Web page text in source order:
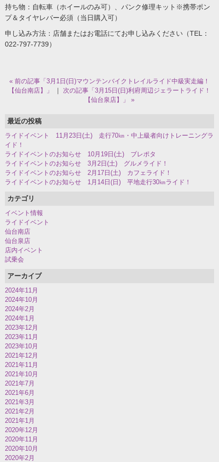
持ち物：自転車（ホイールのみ可）、パンク修理キット※携帯ポン
プ＆タイヤレバー必須（当日購入可）
申し込み方法：店舗またはお電話にてお申し込みください（TEL：
022-797-7739）
« 前の記事「3月1日(日)マウンテンバイクトレイルライド中級実走編！
【仙台南店】」
｜ 次の記事「3月15日(日)利府周辺ジェラートライド！
【仙台泉店】」 »
最近の投稿
ライドイベント 11月23日(土) 走行70㎞・中上級者向けトレーニングラ
イド！
ライドイベントのお知らせ 10月19日(土) ブレポタ
ライドイベントのお知らせ 3月2日(土) グルメライド！
ライドイベントのお知らせ 2月17日(土) カフェライド！
ライドイベントのお知らせ 1月14日(日) 平地走行30㎞ライド！
カテゴリ
イベント情報
ライドイベント
仙台南店
仙台泉店
店内イベント
試乗会
アーカイブ
2024年11月
2024年10月
2024年2月
2024年1月
2023年12月
2023年11月
2023年10月
2021年12月
2021年11月
2021年10月
2021年7月
2021年6月
2021年3月
2021年2月
2021年1月
2020年12月
2020年11月
2020年10月
2020年2月